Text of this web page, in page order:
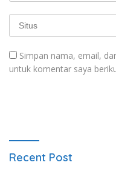
Simpan nama, email,
untuk komentar saya
Recent Post